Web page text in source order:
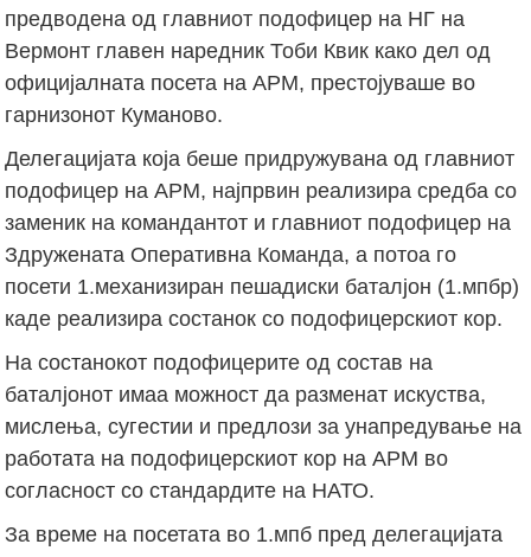
предводена од главниот подофицер на НГ на
Вермонт главен наредник Тоби Квик како дел од
официјалната посета на АРМ, престојуваше во
гарнизонот Куманово.
Делегацијата која беше придружувана од главниот
подофицер на АРМ, најпрвин реализира средба со
заменик на командантот и главниот подофицер на
Здружената Оперативна Команда, а потоа го
посети 1.механизиран пешадиски баталјон (1.мпбр)
каде реализира состанок со подофицерскиот кор.
На состанокот подофицерите од состав на
баталјонот имаа можност да разменат искуства,
мислења, сугестии и предлози за унапредување на
работата на подофицерскиот кор на АРМ во
согласност со стандардите на НАТО.
За време на посетата во 1.мпб пред делегацијата